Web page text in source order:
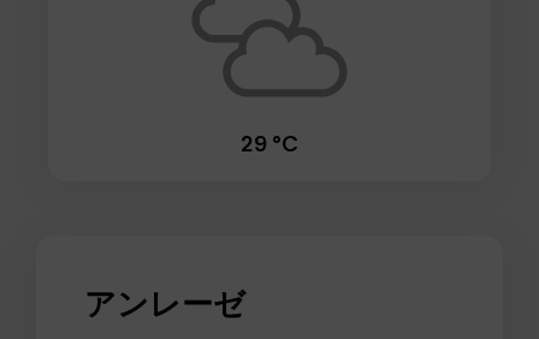
29 °C
アンレーゼ